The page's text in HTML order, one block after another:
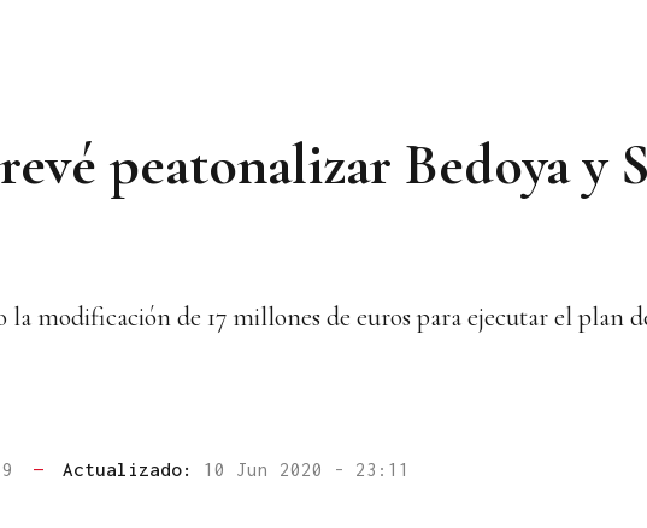
peatonalizar Bedoya y
modificación de 17 millones de euros para ejecutar el plan
— Actualizado: 10 Jun 2020 - 23:11